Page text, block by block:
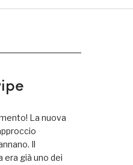
La nuova
Il
già uno dei